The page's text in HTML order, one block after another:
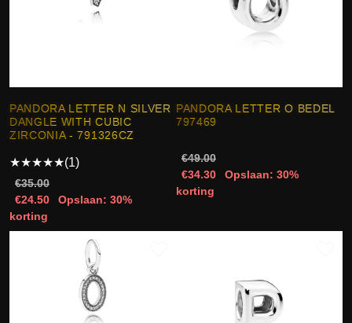
PANDORA LETTER N SILVER
DANGLE WITH CUBIC
ZIRCONIA - 791326CZ
★★★★★(1)
€35.00
€24.50
Opslaan: 30%
korting
PANDORA LETTER O BEDEL
797469
€49.00
€34.30
Opslaan: 30%
korting